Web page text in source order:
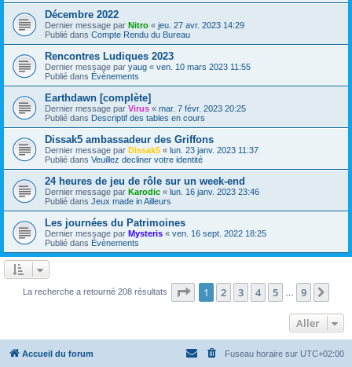
Décembre 2022
Dernier message par Nitro « jeu. 27 avr. 2023 14:29
Publié dans Compte Rendu du Bureau
Rencontres Ludiques 2023
Dernier message par yaug « ven. 10 mars 2023 11:55
Publié dans Évènements
Earthdawn [complète]
Dernier message par Virus « mar. 7 févr. 2023 20:25
Publié dans Descriptif des tables en cours
Dissak5 ambassadeur des Griffons
Dernier message par Dissak5 « lun. 23 janv. 2023 11:37
Publié dans Veuillez decliner votre identité
24 heures de jeu de rôle sur un week-end
Dernier message par Karodic « lun. 16 janv. 2023 23:46
Publié dans Jeux made in Ailleurs
Les journées du Patrimoines
Dernier message par Mysteris « ven. 16 sept. 2022 18:25
Publié dans Évènements
La recherche a retourné 208 résultats Page 1sur9
1 2 3 4 5 9
Aller
Accueil du forum Fuseau horaire sur UTC+02:00